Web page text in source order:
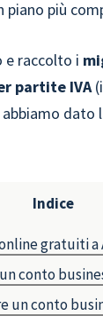
piano più
raccolto i
partite IVA
dato
Indice
gratuiti a
conto
un conto